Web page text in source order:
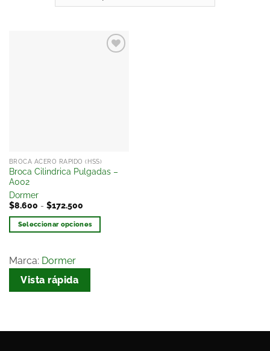
BROCA ACERO RAPIDO (HSS)
Broca Cilindrica Pulgadas –
A002
Dormer
$8.600 - $172.500
Seleccionar opciones
Marca: Dormer
Vista rápida